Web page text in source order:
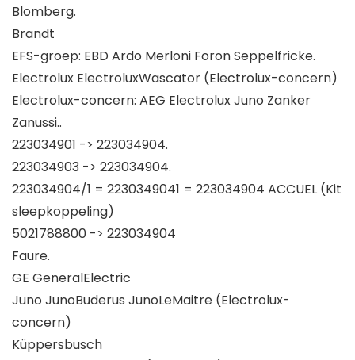
Blomberg.
Brandt
EFS-groep: EBD Ardo Merloni Foron Seppelfricke.
Electrolux ElectroluxWascator (Electrolux-concern)
Electrolux-concern: AEG Electrolux Juno Zanker
Zanussi..
223034901 -> 223034904.
223034903 -> 223034904.
223034904/1 = 2230349041 = 223034904 ACCUEL (Kit
sleepkoppeling)
5021788800 -> 223034904
Faure.
GE GeneralElectric
Juno JunoBuderus JunoLeMaitre (Electrolux-
concern)
Küppersbusch